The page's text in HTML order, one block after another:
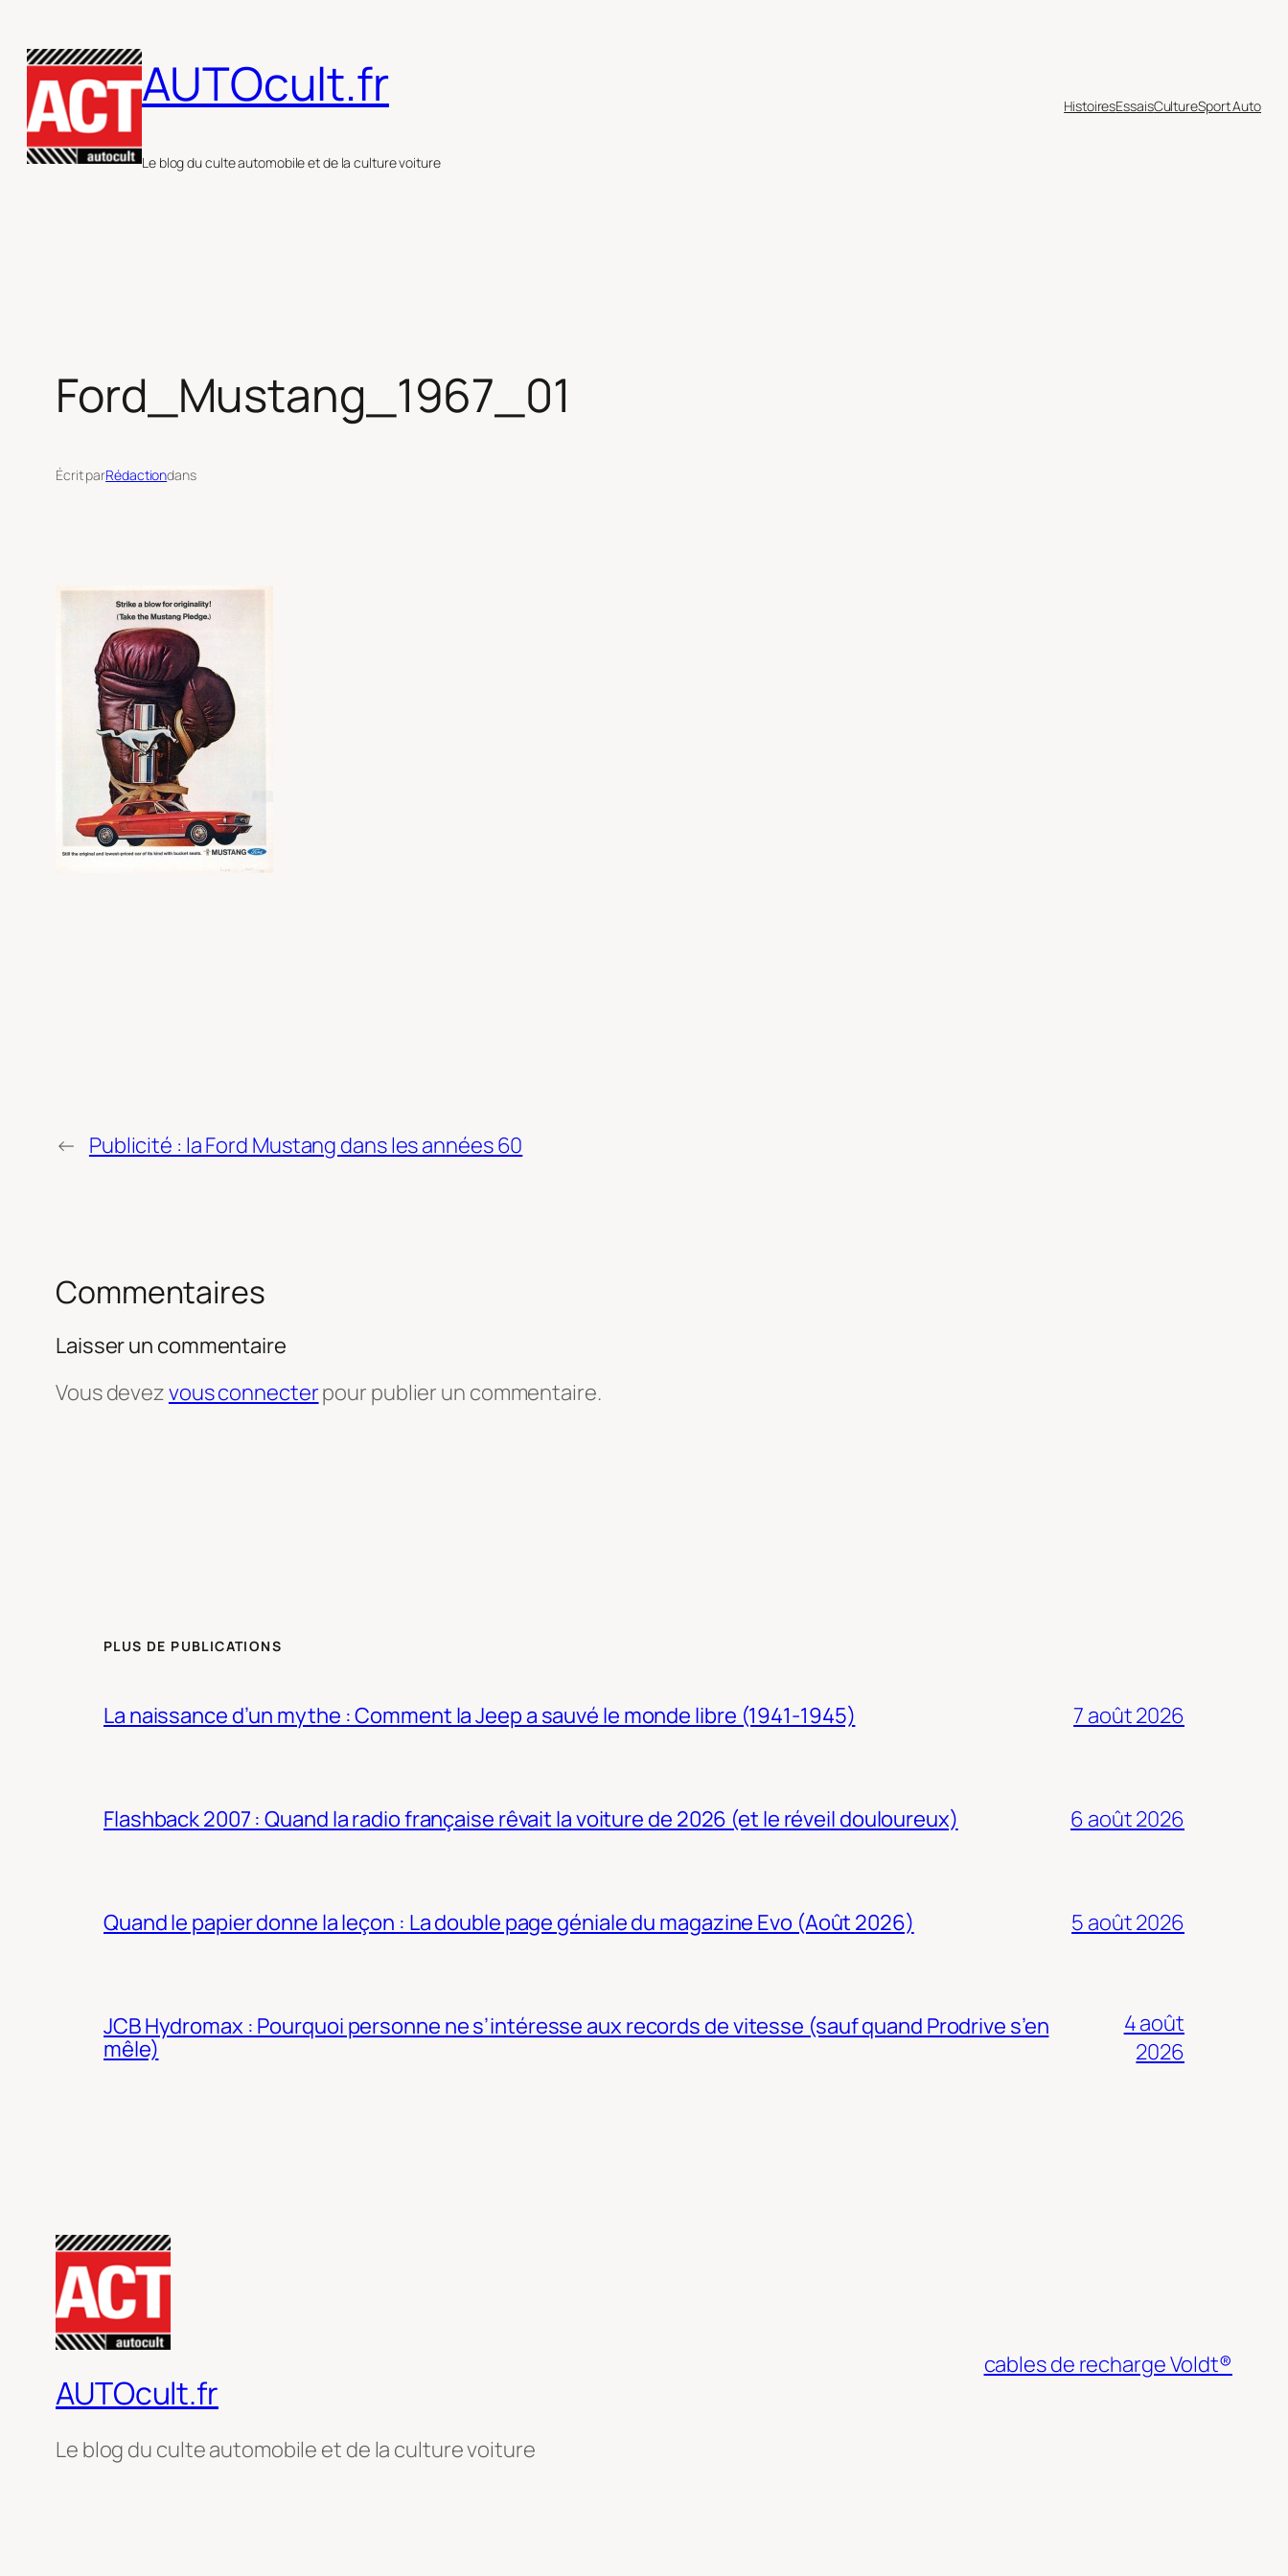
au
contenu
AUTOcult.fr
Le blog du culte automobile et de la culture voiture
HistoiresEssaisCultureSport Auto
Ford_Mustang_1967_01
Écrit parRédactiondans
← Publicité : la Ford Mustang dans les années 60
Commentaires
Laisser un commentaire
Vous devezvous connecterpour publier un commentaire.
PLUS DE PUBLICATIONS
La naissance d’un mythe : Comment la Jeep a sauvé le monde libre (1941-1945) 7 août 2026
Flashback 2007 : Quand la radio française rêvait la voiture de 2026 (et le réveil douloureux) 6 août 2026
Quand le papier donne la leçon : La double page géniale du magazine Evo (Août 2026) 5 août 2026
JCB Hydromax : Pourquoi personne ne s’intéresse aux records de vitesse (sauf quand Prodrive s’en
mêle)
4 août
2026
AUTOcult.fr
Le blog du culte automobile et de la culture voiture
cables de recharge Voldt®